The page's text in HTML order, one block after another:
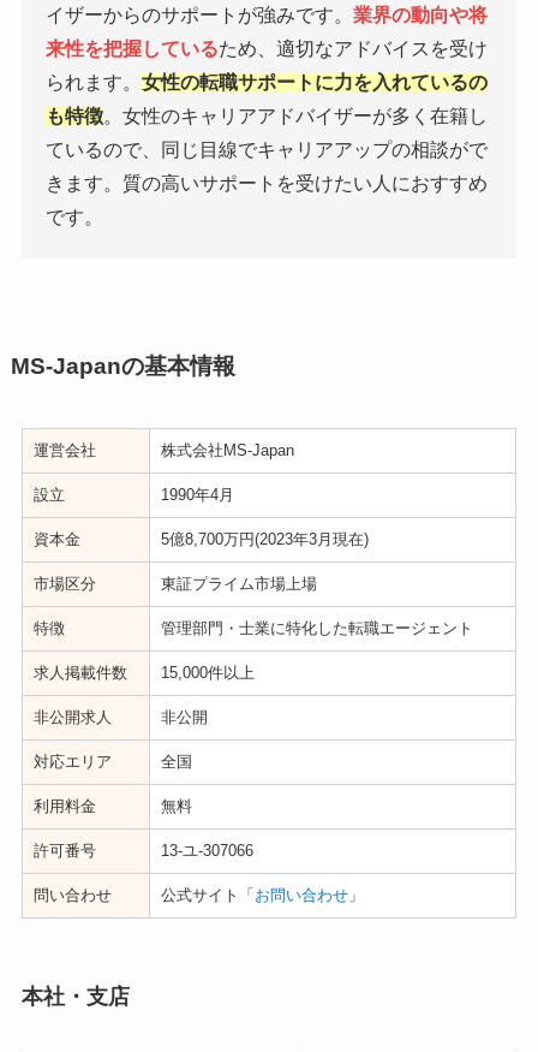
イザーからのサポートが強みです。 業界の動向や将
来性を把握しているため、適切なアドバイスを受け
られます。 女性の転職サポートに力を入れているの
も特徴。女性のキャリアアドバイザーが多く在籍し
ているので、同じ目線でキャリアアップの相談がで
きます。質の高いサポートを受けたい人におすすめ
です。
MS-Japanの基本情報
運営会社 株式会社MS-Japan
設立 1990年4月
資本金 5億8,700万円(2023年3月現在)
市場区分 東証プライム市場上場
特徴 管理部門・士業に特化した転職エージェント
求人掲載件数 15,000件以上
非公開求人 非公開
対応エリア 全国
利用料金 無料
許可番号 13-ユ-307066
問い合わせ 公式サイト「 お問い合わせ」
本社・支店